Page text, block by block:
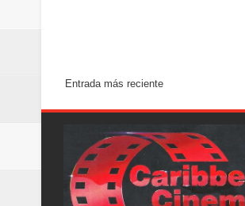
Entrada más reciente